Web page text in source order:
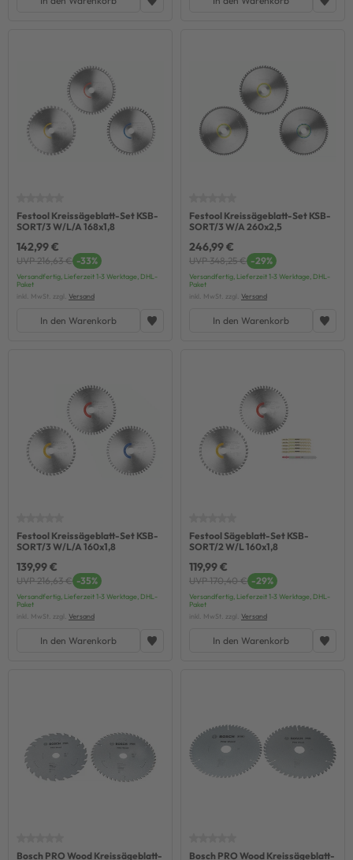
Festool Kreissägeblatt-Set KSB-
SORT/3 W/L/A 168x1,8
142,99 €
UVP 216,63 € -33%
Versandfertig, Lieferzeit 1-3 Werktage, DHL-
Paket
inkl. MwSt. zzgl. Versand
In den Warenkorb
Festool Kreissägeblatt-Set KSB-
SORT/3 W/A 260x2,5
246,99 €
UVP 348,25 € -29%
Versandfertig, Lieferzeit 1-3 Werktage, DHL-
Paket
inkl. MwSt. zzgl. Versand
In den Warenkorb
Festool Kreissägeblatt-Set KSB-
SORT/3 W/L/A 160x1,8
139,99 €
UVP 216,63 € -35%
Versandfertig, Lieferzeit 1-3 Werktage, DHL-
Paket
inkl. MwSt. zzgl. Versand
In den Warenkorb
Festool Sägeblatt-Set KSB-
SORT/2 W/L 160x1,8
119,99 €
UVP 170,40 € -29%
Versandfertig, Lieferzeit 1-3 Werktage, DHL-
Paket
inkl. MwSt. zzgl. Versand
In den Warenkorb
Bosch PRO Wood Kreissägeblatt- Bosch PRO Wood Kreissägeblatt-